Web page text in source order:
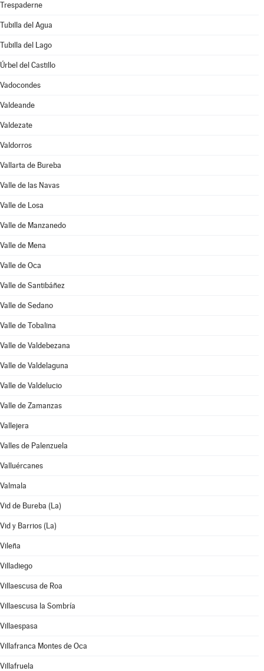
Trespaderne
Tubilla del Agua
Tubilla del Lago
Úrbel del Castillo
Vadocondes
Valdeande
Valdezate
Valdorros
Vallarta de Bureba
Valle de las Navas
Valle de Losa
Valle de Manzanedo
Valle de Mena
Valle de Oca
Valle de Santibáñez
Valle de Sedano
Valle de Tobalina
Valle de Valdebezana
Valle de Valdelaguna
Valle de Valdelucio
Valle de Zamanzas
Vallejera
Valles de Palenzuela
Valluércanes
Valmala
Vid de Bureba (La)
Vid y Barrios (La)
Vileña
Villadiego
Villaescusa de Roa
Villaescusa la Sombría
Villaespasa
Villafranca Montes de Oca
Villafruela